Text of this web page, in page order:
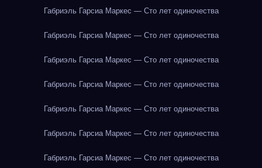
Габриэль Гарсиа Маркес — Сто лет одиночества
Габриэль Гарсиа Маркес — Сто лет одиночества
Габриэль Гарсиа Маркес — Сто лет одиночества
Габриэль Гарсиа Маркес — Сто лет одиночества
Габриэль Гарсиа Маркес — Сто лет одиночества
Габриэль Гарсиа Маркес — Сто лет одиночества
Габриэль Гарсиа Маркес — Сто лет одиночества